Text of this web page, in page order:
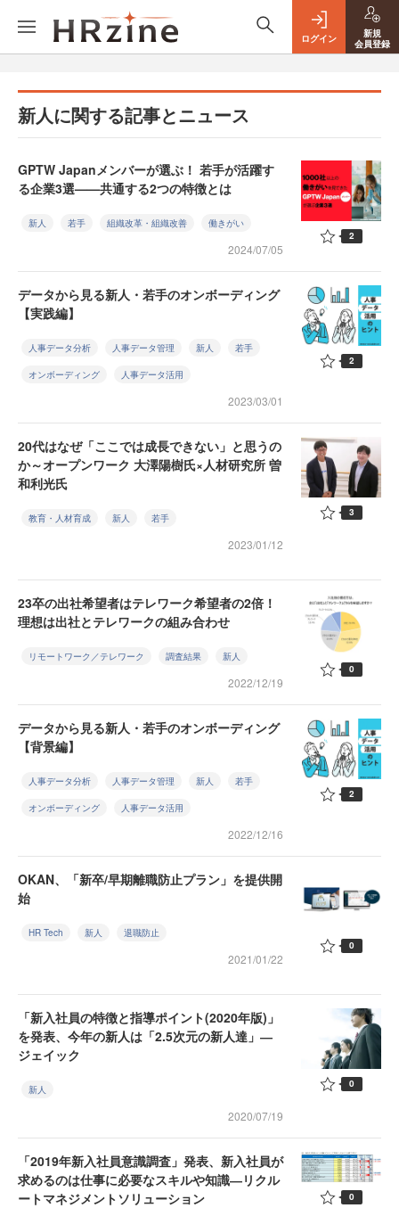
ログイン
新規
会員登録
新人に関する記事とニュース
GPTW Japanメンバーが選ぶ！ 若手が活躍す
る企業3選——共通する2つの特徴とは
新人 若手 組織改革・組織改善 働きがい
2024/07/05
2
データから見る新人・若手のオンボーディング
【実践編】
人事データ分析 人事データ管理 新人 若手
オンボーディング 人事データ活用
2023/03/01
2
20代はなぜ「ここでは成長できない」と思うの
か～オープンワーク 大澤陽樹氏×人材研究所 曽
和利光氏
教育・人材育成 新人 若手
2023/01/12
3
23卒の出社希望者はテレワーク希望者の2倍！
理想は出社とテレワークの組み合わせ
リモートワーク／テレワーク 調査結果 新人
2022/12/19
0
データから見る新人・若手のオンボーディング
【背景編】
人事データ分析 人事データ管理 新人 若手
オンボーディング 人事データ活用
2022/12/16
2
OKAN、「新卒/早期離職防止プラン」を提供開
始
HR Tech 新人 退職防止
2021/01/22
0
「新入社員の特徴と指導ポイント(2020年版)」
を発表、今年の新人は「2.5次元の新人達」―
ジェイック
新人
2020/07/19
0
「2019年新入社員意識調査」発表、新入社員が
求めるのは仕事に必要なスキルや知識―リクル
ートマネジメントソリューション
0